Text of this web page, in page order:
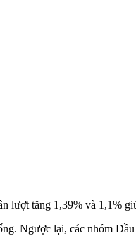
lượt tăng 1,39% và 1,1%
Ngược lại, các nhóm